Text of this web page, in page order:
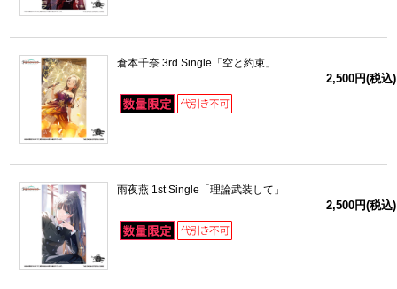
倉本千奈 3rd Single「空と約束」
2,500円(税込)
雨夜燕 1st Single「理論武装して」
2,500円(税込)